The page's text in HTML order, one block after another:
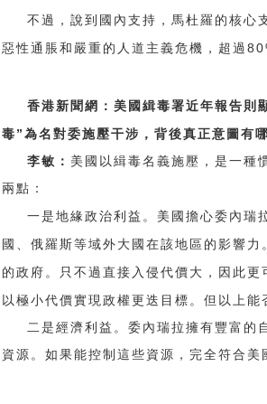
不過，說到國內支持，馬杜羅的核心
惡性通脹和嚴重的人道主義危機，超過
香港新聞網：美國緝毒署近年報告則
毒 ” 為名對委施壓干涉，背後真正意圖有
李敏： 美國以緝毒名義施壓，是一種
兩點：
一是地緣政治利益。美國擔心委內瑞
國、俄羅斯等域外大國在該地區的影響
的政府。只不過直接入侵代價大，因此更
以極小代價實現政權更迭目標。但以上能
二是經濟利益。委內瑞拉擁有豐富的
資源。如果能控制這些資源，完全符合美